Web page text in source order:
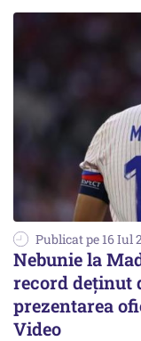
Publicat pe 16 Iul
Nebunie la
record deținut
prezentarea
Video